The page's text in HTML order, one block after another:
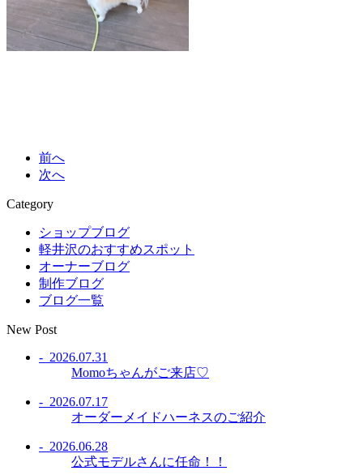
前へ
次へ
Category
ショップブログ
軽井沢のおすすめスポット
オーナーブログ
制作ブログ
ブログ一覧
New Post
- 2026.07.31
Momoちゃんがご来店♡
- 2026.07.17
オーダーメイドハーネスのご紹介
- 2026.06.28
公式モデルさんに任命！！